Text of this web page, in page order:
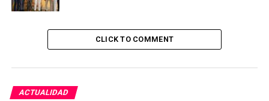
CLICK TO COMMENT
ACTUALIDAD